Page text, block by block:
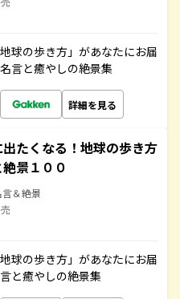
球の歩き方」があなたにお届
言と癒やしの絶景集
詳細を見る
たくなる！地球の歩き方
景１００
＆絶景
球の歩き方」があなたにお届
と癒やしの絶景集